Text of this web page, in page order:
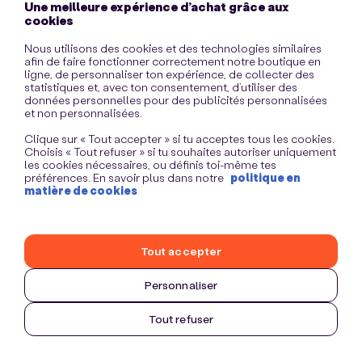
Une meilleure expérience d’achat grâce aux
cookies
Nous utilisons des cookies et des technologies similaires
afin de faire fonctionner correctement notre boutique en
ligne, de personnaliser ton expérience, de collecter des
statistiques et, avec ton consentement, d’utiliser des
données personnelles pour des publicités personnalisées
et non personnalisées.
Clique sur « Tout accepter » si tu acceptes tous les cookies.
Choisis « Tout refuser » si tu souhaites autoriser uniquement
les cookies nécessaires, ou définis toi-même tes
préférences. En savoir plus dans notre politique en
matière de cookies
Personnaliser
Tout refuser
Tout accepter